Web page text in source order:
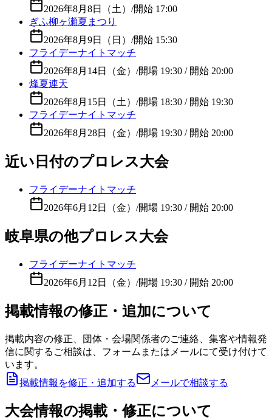
2026年8月8日（土） /開始 17:00
ぎふ柳ヶ瀬夏まつり
2026年8月9日（日） /開始 15:30
フライデーナイトマッチ
2026年8月14日（金） /開場 19:30 / 開始 20:00
烽夏連天
2026年8月15日（土） /開場 18:30 / 開始 19:30
フライデーナイトマッチ
2026年8月28日（金） /開場 19:30 / 開始 20:00
近い日付のプロレス大会
フライデーナイトマッチ
2026年6月12日（金） /開場 19:30 / 開始 20:00
岐阜県の他プロレス大会
フライデーナイトマッチ
2026年6月12日（金） /開場 19:30 / 開始 20:00
掲載情報の修正・追加について
掲載内容の修正、団体・会場関係者のご連絡、集客や情報発
信に関するご相談は、フォームまたはメールにて受け付けて
います。
掲載情報を修正・追加する
メールで相談する
大会情報の掲載・修正について